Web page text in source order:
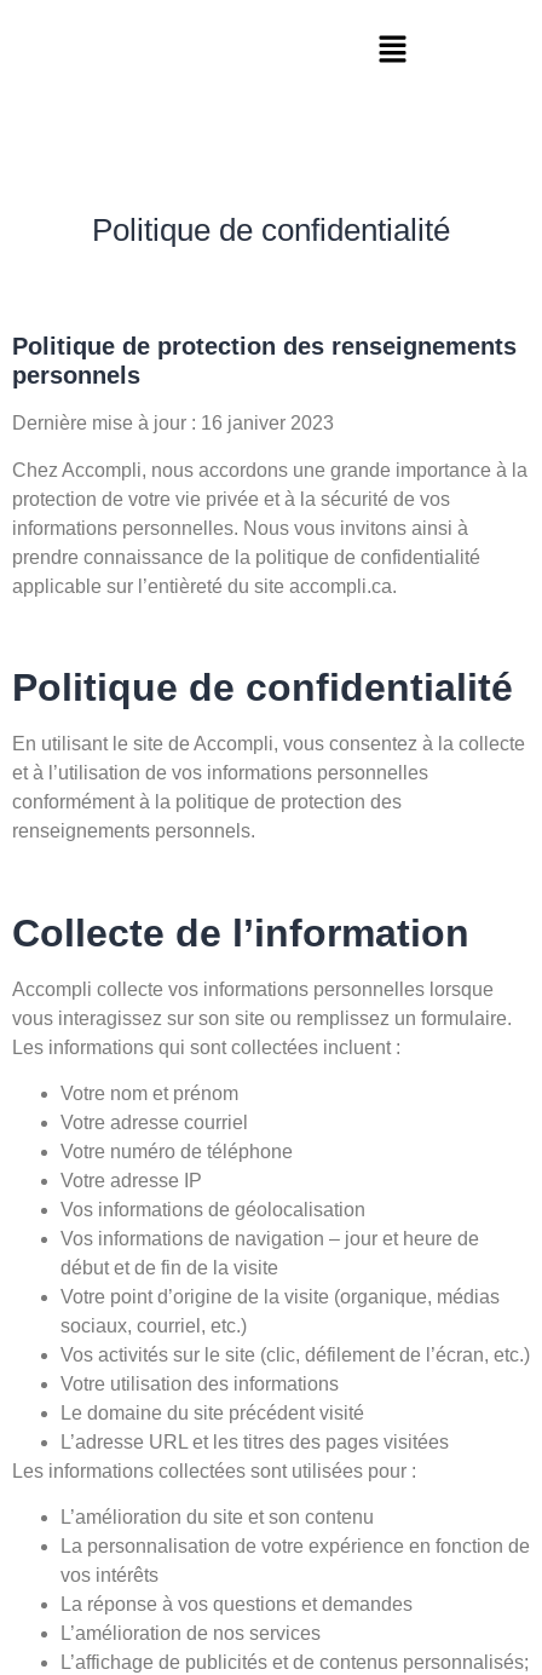
Politique de confidentialité
Politique de protection des renseignements
personnels
Dernière mise à jour : 16 janiver 2023
Chez Accompli, nous accordons une grande importance à la
protection de votre vie privée et à la sécurité de vos
informations personnelles. Nous vous invitons ainsi à
prendre connaissance de la politique de confidentialité
applicable sur l’entièreté du site accompli.ca.
Politique de confidentialité
En utilisant le site de Accompli, vous consentez à la collecte
et à l’utilisation de vos informations personnelles
conformément à la politique de protection des
renseignements personnels.
Collecte de l’information
Accompli collecte vos informations personnelles lorsque
vous interagissez sur son site ou remplissez un formulaire.
Les informations qui sont collectées incluent :
Votre nom et prénom
Votre adresse courriel
Votre numéro de téléphone
Votre adresse IP
Vos informations de géolocalisation
Vos informations de navigation – jour et heure de
début et de fin de la visite
Votre point d’origine de la visite (organique, médias
sociaux, courriel, etc.)
Vos activités sur le site (clic, défilement de l’écran, etc.)
Votre utilisation des informations
Le domaine du site précédent visité
L’adresse URL et les titres des pages visitées
Les informations collectées sont utilisées pour :
L’amélioration du site et son contenu
La personnalisation de votre expérience en fonction de
vos intérêts
La réponse à vos questions et demandes
L’amélioration de nos services
L’affichage de publicités et de contenus personnalisés;